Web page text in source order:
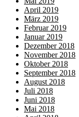
April 2019
März 2019
Februar 2019
Januar 2019
Dezember 2018
November 2018
Oktober 2018
September 2018
August 2018
Juli 2018
Juni 2018
Mai 2018